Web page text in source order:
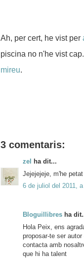
Ah, per cert, he vist per
piscina no n'he vist
mireu.
3 comentaris:
zel
ha dit...
Jejejejeje, m'he
6 de juliol del 2011,
Bloguillibres ha
Hola Peix, ens
proposar-te ser
contacta amb
que hi ha talent